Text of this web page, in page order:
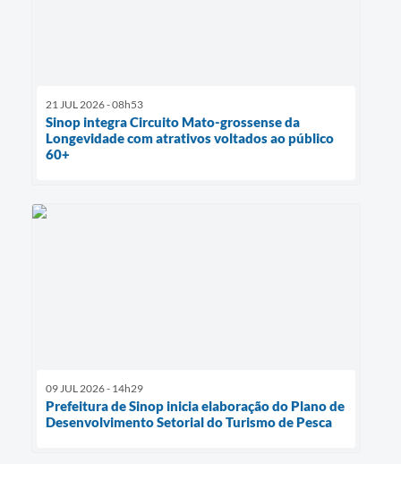
21 JUL 2026 - 08h53
Sinop integra Circuito Mato-grossense da
Longevidade com atrativos voltados ao público
60+
09 JUL 2026 - 14h29
Prefeitura de Sinop inicia elaboração do Plano de
Desenvolvimento Setorial do Turismo de Pesca